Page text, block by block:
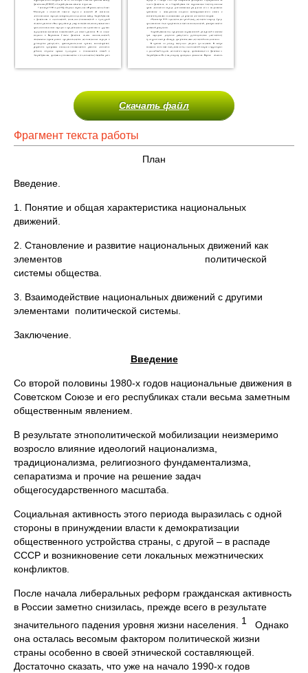
Скачать файл
Фрагмент текста работы
План
Введение.
1. Понятие и общая характеристика национальных
движений.
2. Становление и развитие национальных движений как
элементов политической
системы общества.
3. Взаимодействие национальных движений с другими
элементами политической системы.
Заключение.
Введение
Со второй половины 1980-х годов национальные движения в
Советском Союзе и его республиках стали весьма заметным
общественным явлением.
В результате этнополитической мобилизации неизмеримо
возросло влияние идеологий национализма,
традиционализма, религиозного фундаментализма,
сепаратизма и прочие на решение задач
общегосударственного масштаба.
Социальная активность этого периода выразилась с одной
стороны в принуждении власти к демократизации
общественного устройства страны, с другой – в распаде
СССР и возникновение сети локальных межэтнических
конфликтов.
После начала либеральных реформ гражданская активность
в России заметно снизилась, прежде всего в результате
значительного падения уровня жизни населения. 1
Однако
она осталась весомым фактором политической жизни
страны особенно в своей этнической составляющей.
Достаточно сказать, что уже на начало 1990-х годов